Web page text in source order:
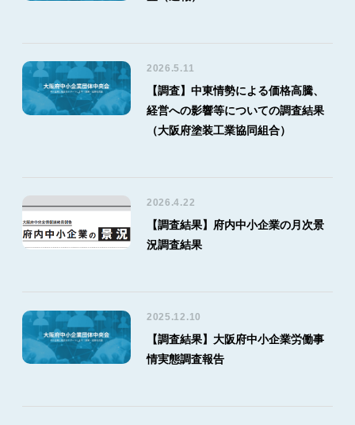
2026.5.11
【調査】中東情勢による価格高騰、
経営への影響等についての調査結果
（大阪府塗装工業協同組合）
2026.4.22
【調査結果】府内中小企業の月次景
況調査結果
2025.12.10
【調査結果】大阪府中小企業労働事
情実態調査報告